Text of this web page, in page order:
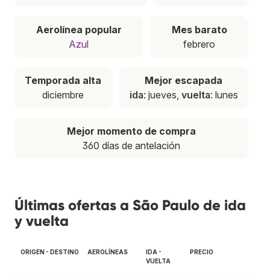
Aerolínea popular
Azul
Mes barato
febrero
Temporada alta
diciembre
Mejor escapada
ida: jueves, vuelta: lunes
Mejor momento de compra
360 días de antelación
Últimas ofertas a São Paulo de ida
y vuelta
ORIGEN - DESTINO AEROLÍNEAS
IDA -
VUELTA
PRECIO